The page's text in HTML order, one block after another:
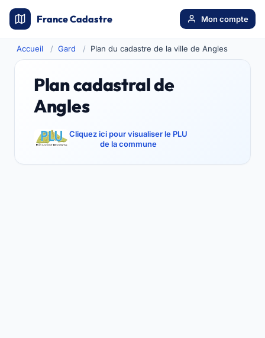
France Cadastre Mon compte
Accueil Gard Plan du cadastre de la ville de Angles
Plan cadastral de
Angles
Cliquez ici pour visualiser le PLU
de la commune